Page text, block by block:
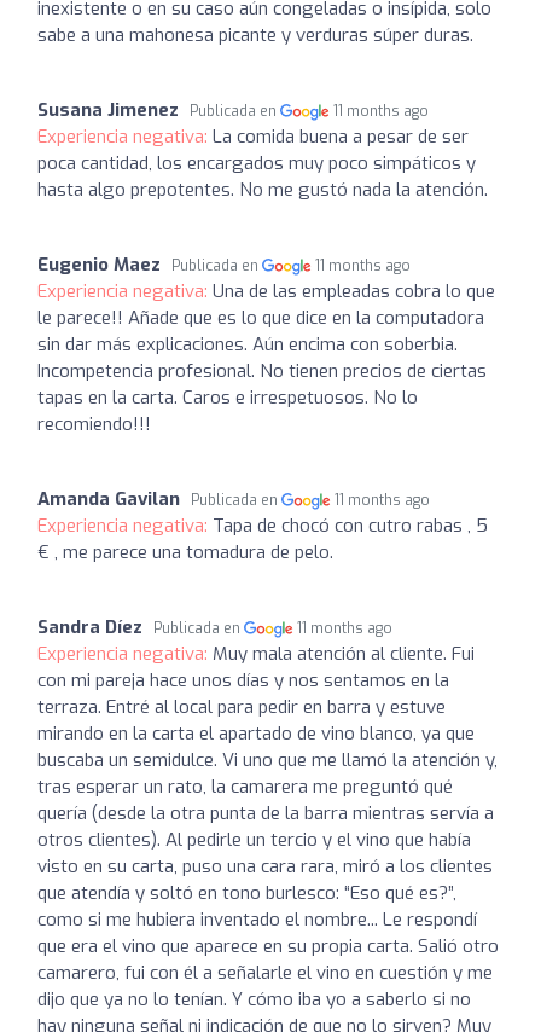
inexistente o en su caso aún congeladas o insípida, solo
sabe a una mahonesa picante y verduras súper duras.
Susana Jimenez Publicada en 11 months ago
Experiencia negativa: La comida buena a pesar de ser
poca cantidad, los encargados muy poco simpáticos y
hasta algo prepotentes. No me gustó nada la atención.
Eugenio Maez Publicada en 11 months ago
Experiencia negativa: Una de las empleadas cobra lo que
le parece!! Añade que es lo que dice en la computadora
sin dar más explicaciones. Aún encima con soberbia.
Incompetencia profesional. No tienen precios de ciertas
tapas en la carta. Caros e irrespetuosos. No lo
recomiendo!!!
Amanda Gavilan Publicada en 11 months ago
Experiencia negativa: Tapa de chocó con cutro rabas , 5
€ , me parece una tomadura de pelo.
Sandra Díez Publicada en 11 months ago
Experiencia negativa: Muy mala atención al cliente. Fui
con mi pareja hace unos días y nos sentamos en la
terraza. Entré al local para pedir en barra y estuve
mirando en la carta el apartado de vino blanco, ya que
buscaba un semidulce. Vi uno que me llamó la atención y,
tras esperar un rato, la camarera me preguntó qué
quería (desde la otra punta de la barra mientras servía a
otros clientes). Al pedirle un tercio y el vino que había
visto en su carta, puso una cara rara, miró a los clientes
que atendía y soltó en tono burlesco: “Eso qué es?”,
como si me hubiera inventado el nombre... Le respondí
que era el vino que aparece en su propia carta. Salió otro
camarero, fui con él a señalarle el vino en cuestión y me
dijo que ya no lo tenían. Y cómo iba yo a saberlo si no
hay ninguna señal ni indicación de que no lo sirven? Muy